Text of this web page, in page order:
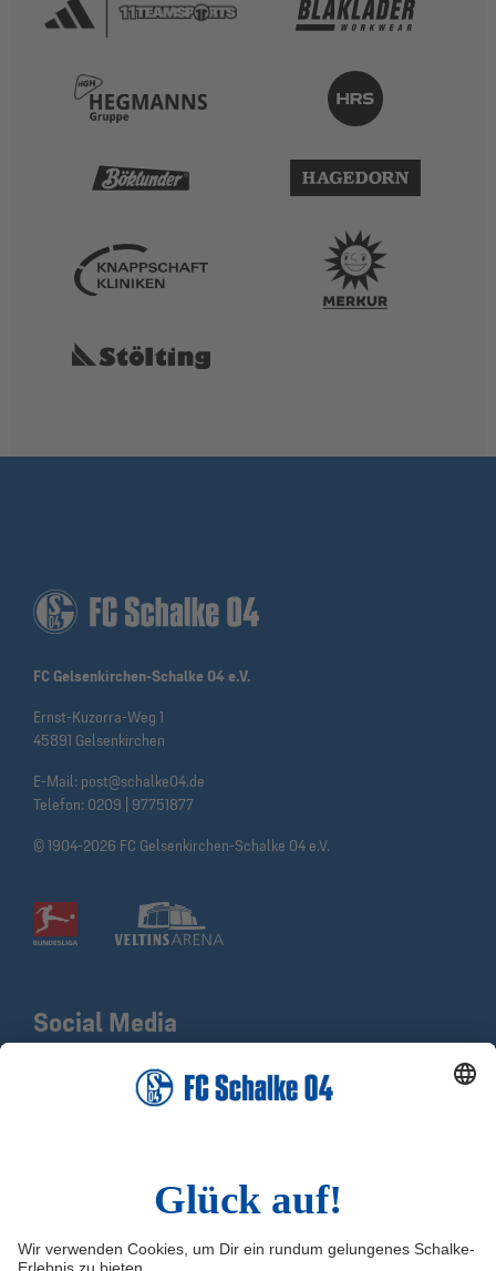
FC Gelsenkirchen-Schalke 04 e.V.
Ernst-Kuzorra-Weg 1
45891 Gelsenkirchen
E-Mail: post@schalke04.de
Telefon: 0209 | 97751877
© 1904-2026 FC Gelsenkirchen-Schalke 04 e.V.
Impressum
Quicklinks
Shop
Social Media
X